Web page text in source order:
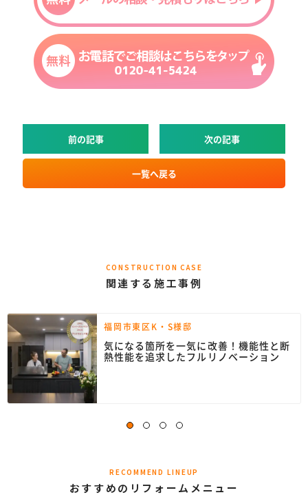
前の記事 次の記事
一覧へ戻る
CONSTRUCTION CASE
関連する施工事例
福岡市東区K・S様邸
気になる箇所を一気に改善！機能性と断
熱性能を追求したフルリノベーション
RECOMMEND LINEUP
おすすめのリフォームメニュー